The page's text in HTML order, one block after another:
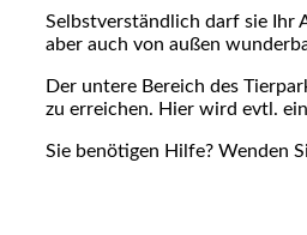
Selbstverständlich darf sie Ihr
aber auch von außen
Der untere Bereich des
zu erreichen. Hier wird evtl.
Sie benötigen Hilfe? Wenden